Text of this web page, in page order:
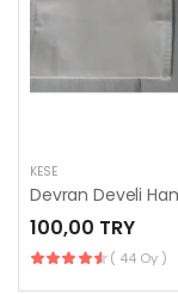
KESE
100,00 TRY
( 44 Oy )